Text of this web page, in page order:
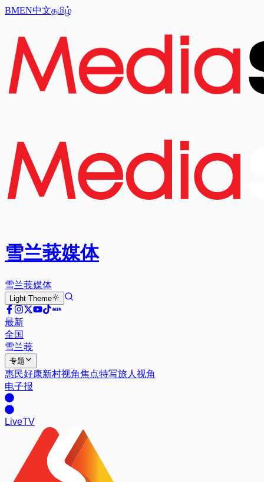
BMEN中文தமிழ்
雪兰莪媒体
雪兰莪媒体
Light Theme
最新
全国
雪兰莪
专题
惠民好康新村视角焦点特写旅人视角
电子报
LiveTV